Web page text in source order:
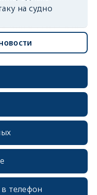
на судно
телефон